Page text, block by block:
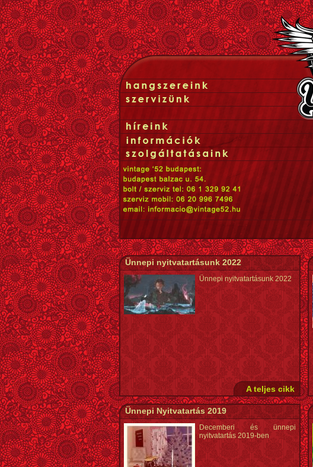
Ünnepi nyitvatartásunk 2022
Ünnepi nyitvatartásunk 2022
A teljes cikk
Ünnepi Nyitvatartás 2019
Decemberi és ünnepi
nyitvatartás 2019-ben